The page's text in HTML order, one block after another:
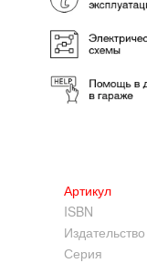
Артикул
ISBN
Издательство
Серия